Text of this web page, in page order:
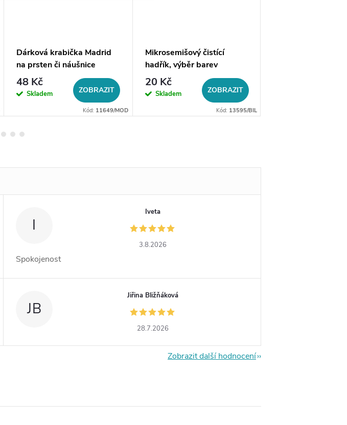
Dárková krabička Madrid
na prsten či náušnice
48 Kč
Skladem ZOBRAZIT
Kód: 11649/MOD
Mikrosemišový čistící
hadřík, výběr barev
20 Kč
Skladem ZOBRAZIT
Kód: 13595/BIL
I
Iveta
3.8.2026
Spokojenost
JB
Jiřina Bližňáková
28.7.2026
Zobrazit další hodnocení